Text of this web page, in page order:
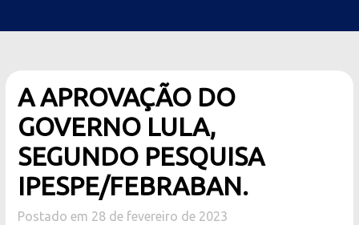
A APROVAÇÃO DO
GOVERNO LULA,
SEGUNDO PESQUISA
IPESPE/FEBRABAN.
Postado em 28 de fevereiro de 2023